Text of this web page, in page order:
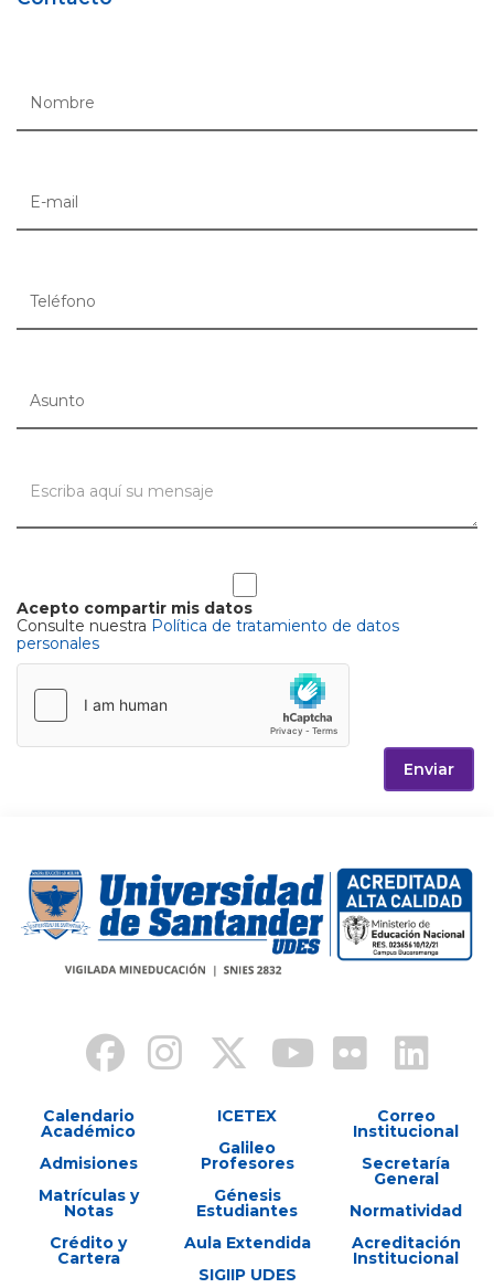
Acepto compartir mis datos
Consulte nuestra Política de tratamiento de datos
personales
Enviar
Calendario
Académico
Admisiones
Matrículas y
Notas
Crédito y
Cartera
ICETEX
Galileo
Profesores
Génesis
Estudiantes
Aula Extendida
SIGIIP UDES
Correo
Institucional
Secretaría
General
Normatividad
Acreditación
Institucional